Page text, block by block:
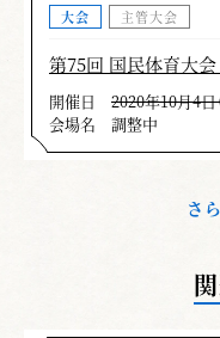
大会 主管大会
第75回 国民体育大
開催日
2020年10月4日
会場名
調整中
さ